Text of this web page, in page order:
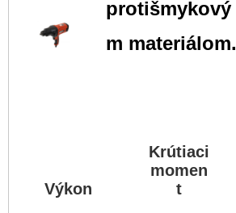
protišmykový
m materiálom.
Výkon
Krútiaci
momen
t